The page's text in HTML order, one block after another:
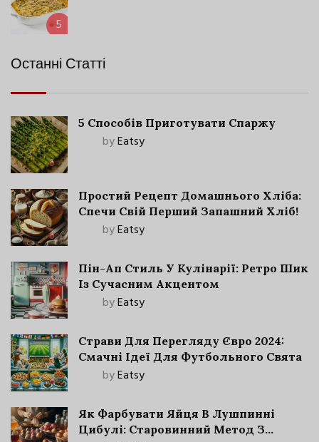
5
Останні Статті
5 Способів Приготувати Спаржу
byEatsy
Простий Рецепт Домашнього Хліба:
Спечи Свій Перший Запашний Хліб!
byEatsy
Пін-Ап Стиль У Кулінарії: Ретро Шик
Із Сучасним Акцентом
byEatsy
Страви Для Перегляду Євро 2024:
Смачні Ідеї Для Футбольного Свята
byEatsy
Як Фарбувати Яйця В Лушпинні
Цибулі: Старовинний Метод З